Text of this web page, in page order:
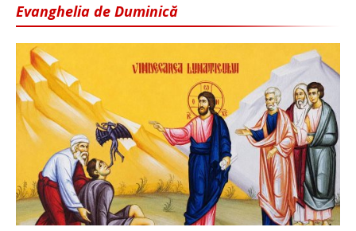
Evanghelia de Duminică